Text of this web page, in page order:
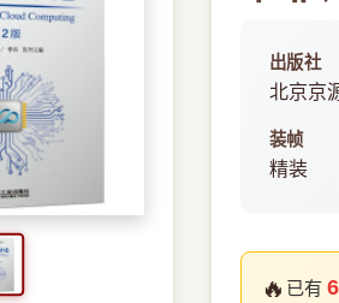
出版社
北京京
装帧
精装
🔥 已有